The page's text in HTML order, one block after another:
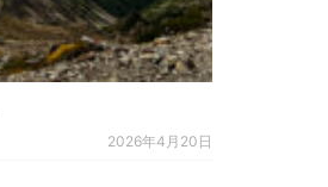
2026年4月20日